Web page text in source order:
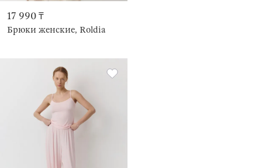
17 990 ₸
Брюки женские, Roldia